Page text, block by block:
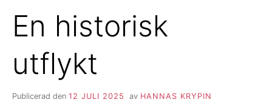
En historisk
utflykt
Publicerad den 12 JULI 2025 av HANNAS KRYPIN